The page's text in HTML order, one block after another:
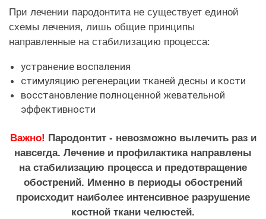
При лечении пародонтита не существует единой
схемы лечения, лишь общие принципы
направленные на стабилизацию процесса:
устранение воспаления
стимуляцию регенерации тканей десны и кости
восстановление полноценной жевательной
эффективности
Важно! Пародонтит - невозможно вылечить раз и
навсегда. Лечение и профилактика направлены
на стабилизацию процесса и предотвращение
обострений. Именно в периоды обострений
происходит наиболее интенсивное разрушение
костной ткани челюстей.